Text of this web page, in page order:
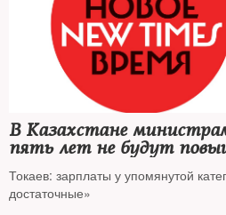
В Казахстане
пять лет не будут
Токаев: зарплаты у упомянутой
достаточные»